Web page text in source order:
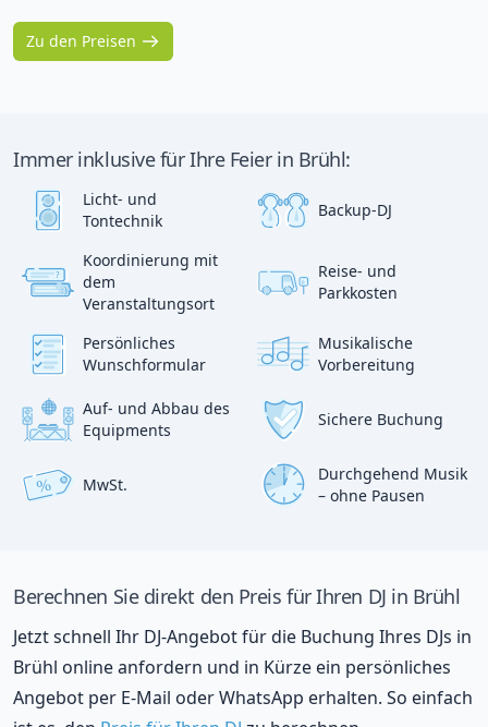
Zu den Preisen
Immer inklusive für Ihre Feier in Brühl:
Licht- und
Tontechnik
Backup-DJ
?
:)
Koordinierung mit
dem
Veranstaltungsort
p
Reise- und
Parkkosten
Persönliches
Wunschformular
Musikalische
Vorbereitung
Auf- und Abbau des
Equipments
Sichere Buchung
% MwSt.
Durchgehend Musik
– ohne Pausen
Berechnen Sie direkt den Preis für Ihren DJ in Brühl
Jetzt schnell Ihr DJ-Angebot für die Buchung Ihres DJs in
Brühl online anfordern und in Kürze ein persönliches
Angebot per E-Mail oder WhatsApp erhalten. So einfach